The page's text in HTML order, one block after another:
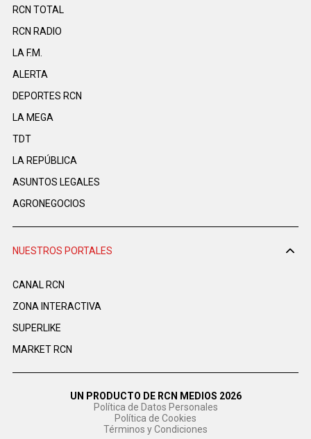
RCN TOTAL
RCN RADIO
LA F.M.
ALERTA
DEPORTES RCN
LA MEGA
TDT
LA REPÚBLICA
ASUNTOS LEGALES
AGRONEGOCIOS
NUESTROS PORTALES
CANAL RCN
ZONA INTERACTIVA
SUPERLIKE
MARKET RCN
UN PRODUCTO DE RCN MEDIOS 2026
Política de Datos Personales
Política de Cookies
Términos y Condiciones